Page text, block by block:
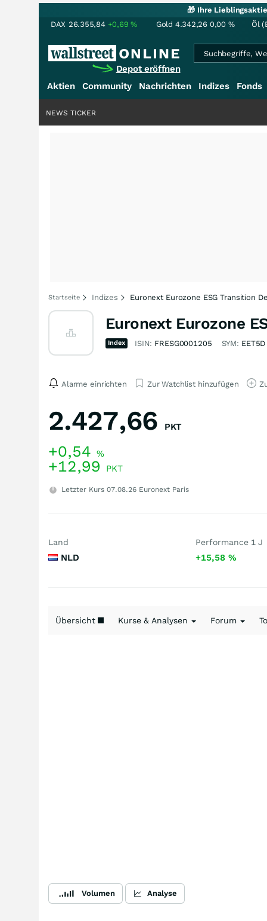
🎁 Ihre
DAX 26.355,84 +0,69% Gold 4.342,26 0,00 % Öl
Depot eröffnen
Aktien
Community Nachrichten Indizes Fonds
NEWS TICKER
Startseite Indizes Euronext Eurozone ESG Transition
Euronext Eurozone
Index ISIN: FRESG0001205 SYM: EET5D
Alarme einrichten Zur Watchlist hinzufügen
2.427,66 PKT
+0,54 %
+12,99 PKT
Letzter Kurs 07.08.26 Euronext Paris
Land
NLD
Performance 1 J
+15,58 %
Übersicht Kurse & Analysen Forum
Volumen Analyse